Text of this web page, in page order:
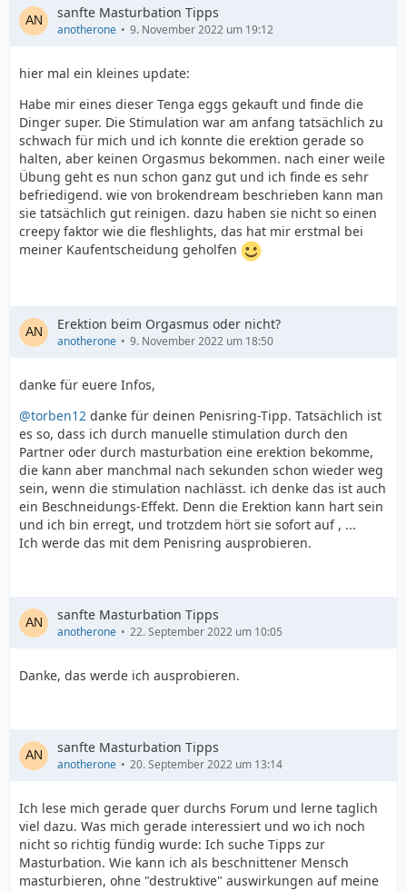
sanfte Masturbation Tipps
anotherone 9. November 2022 um 19:12
hier mal ein kleines update:
Habe mir eines dieser Tenga eggs gekauft und finde die
Dinger super. Die Stimulation war am anfang tatsächlich zu
schwach für mich und ich konnte die erektion gerade so
halten, aber keinen Orgasmus bekommen. nach einer weile
Übung geht es nun schon ganz gut und ich finde es sehr
befriedigend. wie von brokendream beschrieben kann man
sie tatsächlich gut reinigen. dazu haben sie nicht so einen
creepy faktor wie die fleshlights, das hat mir erstmal bei
meiner Kaufentscheidung geholfen
Erektion beim Orgasmus oder nicht?
anotherone 9. November 2022 um 18:50
danke für euere Infos,
@torben12 danke für deinen Penisring-Tipp. Tatsächlich ist
es so, dass ich durch manuelle stimulation durch den
Partner oder durch masturbation eine erektion bekomme,
die kann aber manchmal nach sekunden schon wieder weg
sein, wenn die stimulation nachlässt. ich denke das ist auch
ein Beschneidungs-Effekt. Denn die Erektion kann hart sein
und ich bin erregt, und trotzdem hört sie sofort auf , ...
Ich werde das mit dem Penisring ausprobieren.
sanfte Masturbation Tipps
anotherone 22. September 2022 um 10:05
Danke, das werde ich ausprobieren.
sanfte Masturbation Tipps
anotherone 20. September 2022 um 13:14
Ich lese mich gerade quer durchs Forum und lerne taglich
viel dazu. Was mich gerade interessiert und wo ich noch
nicht so richtig fündig wurde: Ich suche Tipps zur
Masturbation. Wie kann ich als beschnittener Mensch
masturbieren, ohne "destruktive" auswirkungen auf meine